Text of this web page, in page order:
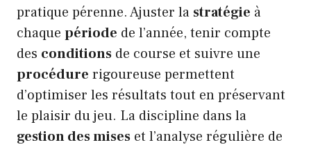
pratique pérenne. Ajuster la stratégie à
chaque période de l’année, tenir compte
des conditions de course et suivre une
procédure rigoureuse permettent
d’optimiser les résultats tout en préservant
le plaisir du jeu. La discipline dans la
gestion des mises et l’analyse régulière de